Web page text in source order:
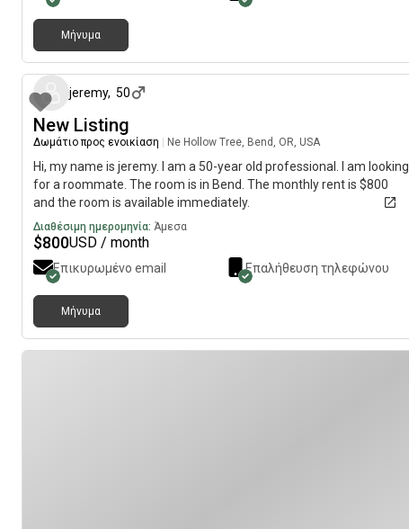
Μήνυμα
jeremy, 50
New Listing
Δωμάτιο προς ενοικίαση Ne Hollow Tree, Bend, OR, USA
Hi, my name is jeremy. I am a 50-year old professional. I am looking
for a roommate. The room is in Bend. The monthly rent is $800
and the room is available immediately.
Διαθέσιμη ημερομηνία: Άμεσα
$800USD / month
Επικυρωμένο email Επαλήθευση τηλεφώνου
Μήνυμα